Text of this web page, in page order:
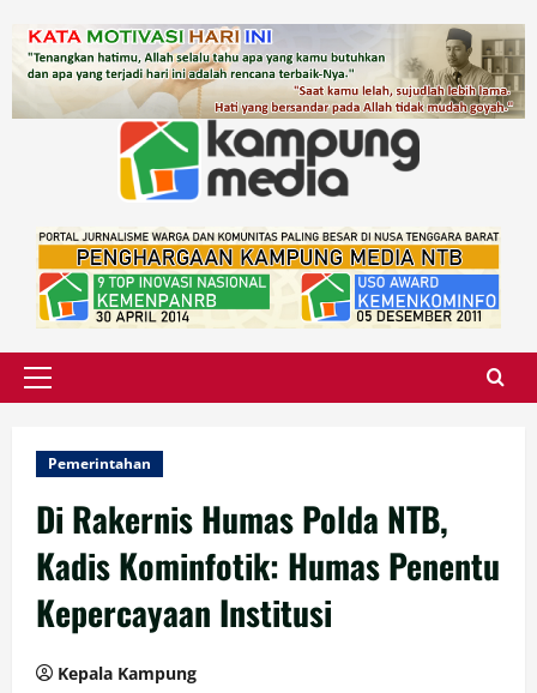
content
Primary
Pemerintahan
Di Rakernis Humas Polda NTB,
Kadis Kominfotik: Humas Penentu
Kepercayaan Institusi
Kepala Kampung